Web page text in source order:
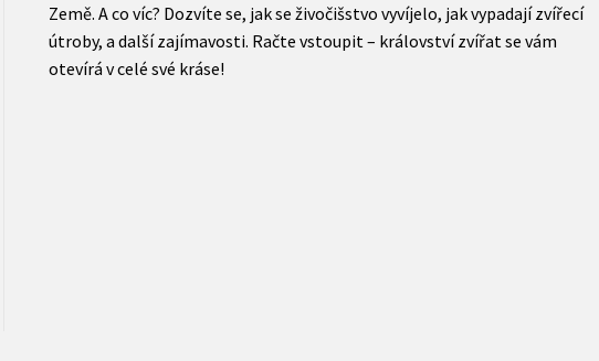
Země. A co víc? Dozvíte se, jak se živočišstvo vyvíjelo, jak vypadají zvířecí
útroby, a další zajímavosti. Račte vstoupit – království zvířat se vám
otevírá v celé své kráse!